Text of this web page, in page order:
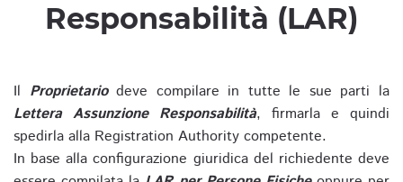
Responsabilità (LAR)
Il Proprietariodeve compilare in tutte le sue parti la
Lettera Assunzione Responsabilità, firmarla e quindi
spedirla alla Registration Authority competente.
In base alla configurazione giuridica del richiedente deve